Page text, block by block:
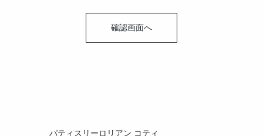
パティスリーロリアン コティ